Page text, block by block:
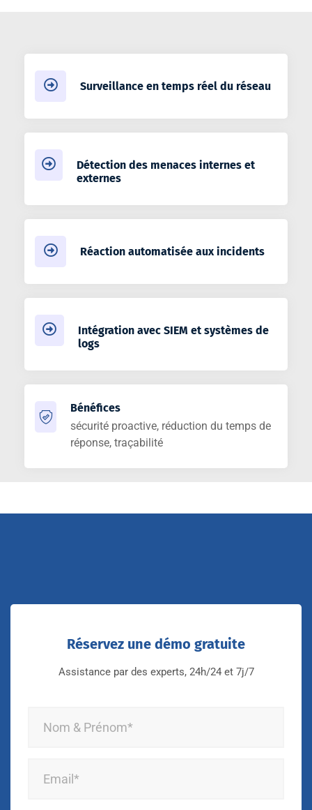
Bénéfices
sécurité proactive, réduction du temps de
réponse, traçabilité
Intégration avec SIEM et systèmes de
logs
Réaction automatisée aux incidents
Détection des menaces internes et
externes
Surveillance en temps réel du réseau
Réservez une démo gratuite
Assistance par des experts, 24h/24 et 7j/7